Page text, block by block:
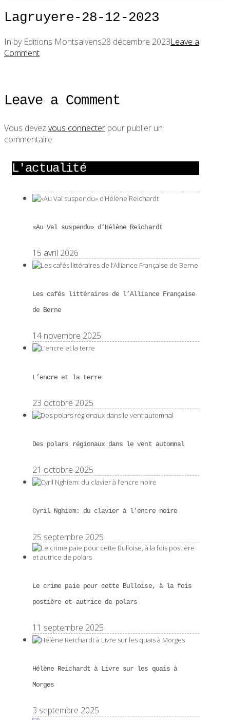
Lagruyere-28-12-2023
In by Editions Montsalvens28 décembre 2023Leave a
Comment
Leave a Comment
Vous devez vous connecter pour publier un
commentaire.
L'actualité
«Au Val suspendu» d’Hélène Reichardt
15 avril 2026
Les cafés littéraires de l’Alliance Française
de Berne
14 novembre 2025
L’encre et la terre
23 octobre 2025
Des polars régionaux dans le vent automnal
21 octobre 2025
Cyril Nghiem: du clavier à l’encre noire
25 septembre 2025
Le crime paie pour cette Bulloise, à la fois
postière et autrice de polars
11 septembre 2025
Hélène Reichardt à Livre sur les quais à
Morges
3 septembre 2025